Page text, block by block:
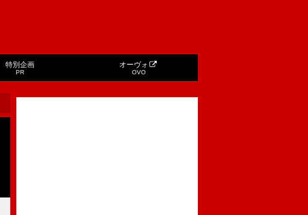
特別企画
PR
オーヴォ
OVO